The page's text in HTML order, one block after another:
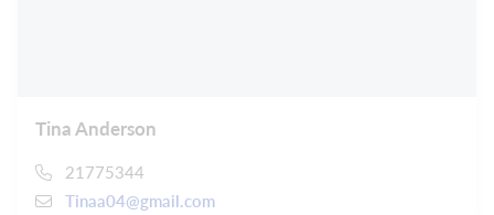
Tina Anderson
21775344
Tinaa04@gmail.com